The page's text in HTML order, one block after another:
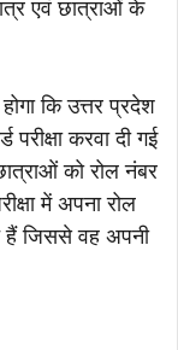
एवं छात्राओं के
कि उत्तर प्रदेश
परीक्षा करवा दी गई
को रोल नंबर
में अपना रोल
हैं जिससे वह अपनी